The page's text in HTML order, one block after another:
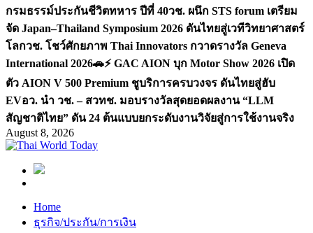
กรมธรรม์ประกันชีวิตทหาร ปีที่ 40วช. ผนึก STS forum เตรียม
จัด Japan–Thailand Symposium 2026 ดันไทยสู่เวทีวิทยาศาสตร์
โลกวช. โชว์ศักยภาพ Thai Innovators กวาดรางวัล Geneva
International 2026🚗⚡️ GAC AION บุก Motor Show 2026 เปิด
ตัว AION V 500 Premium ชูบริการครบวงจร ดันไทยสู่ฮับ
EVอว. นำ วช. – สวทช. มอบรางวัลสุดยอดผลงาน “LLM
สัญชาติไทย” ดัน 24 ต้นแบบยกระดับงานวิจัยสู่การใช้งานจริง
August 8, 2026
Home
ธุรกิจ/ประกัน/การเงิน